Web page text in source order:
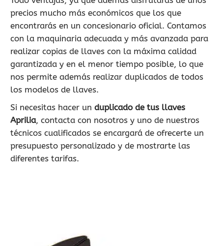
precios mucho más económicos que los que
encontrarás en un concesionario oficial. Contamos
con la maquinaria adecuada y más avanzada para
realizar copias de llaves con la máxima calidad
garantizada y en el menor tiempo posible, lo que
nos permite además realizar duplicados de todos
los modelos de llaves.
Si necesitas hacer un duplicado de tus llaves
Aprilia, contacta con nosotros y uno de nuestros
técnicos cualificados se encargará de ofrecerte un
presupuesto personalizado y de mostrarte las
diferentes tarifas.